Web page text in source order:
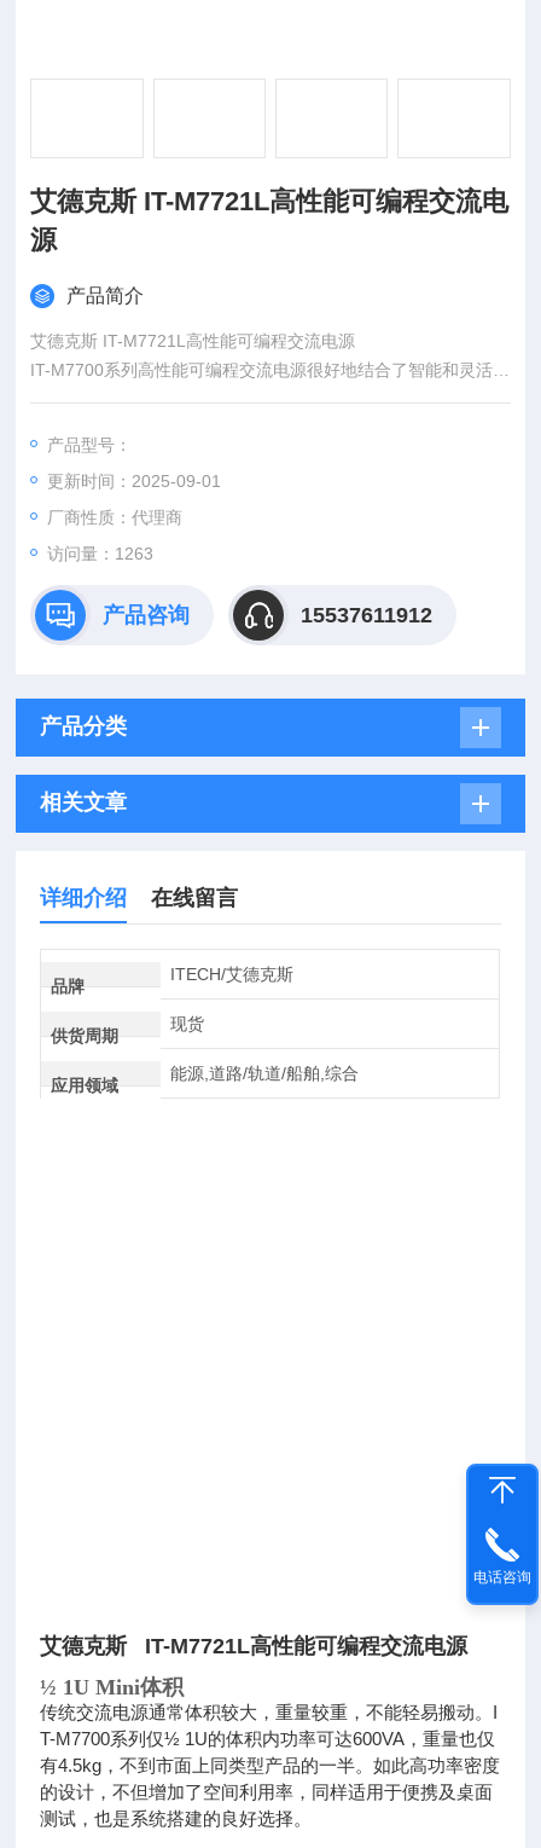
艾德克斯 IT-M7721L高性能可编程交流电
源
产品简介
艾德克斯 IT-M7721L高性能可编程交流电源
IT-M7700系列高性能可编程交流电源很好地结合了智能和灵活两
大特点，改善了传统交流电源体积庞大的缺陷，将体积缩小到仅
可模拟各种任意波形输出。结合了可编程AC和DC电源的*技术，
广泛应用于电力能源产品、3C产品、家电产品、工业电子、IEC
标准测试的开发和运用等多个领域。
产品型号：
更新时间：2025-09-01
厂商性质：代理商
访问量：1263
产品咨询 15537611912
产品分类
相关文章
详细介绍 在线留言
品牌
ITECH/艾德克斯
供货周期
现货
应用领域
能源,道路/轨道/船舶,综合
艾德克斯 IT-M7721L高性能可编程交流电源
½ 1U Mini体积
传统交流电源通常体积较大，重量较重，不能轻易搬动。I
T-M7700系列仅½ 1U的体积内功率可达600VA，重量也仅
有4.5kg，不到市面上同类型产品的一半。如此高功率密度
的设计，不但增加了空间利用率，同样适用于便携及桌面
测试，也是系统搭建的良好选择。
电话咨询